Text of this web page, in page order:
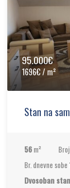
95.000€
1696€ / m²
Stan na
56m²
Br. dnevne sobe
Dvosoban stan